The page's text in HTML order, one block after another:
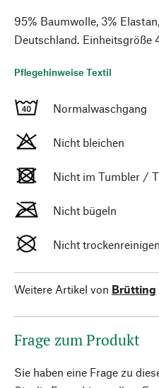
95% Baumwolle, 3%
Deutschland. Einheitsgröße
Pflegehinweise Textil
Normalwaschgang
Nicht bleichen
Nicht im Tumbler /
Nicht bügeln
Nicht trockenreinigen
Weitere Artikel von Brütting
Frage zum Produkt
Sie haben eine Frage zu